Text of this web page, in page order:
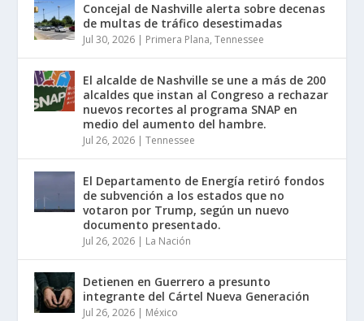
Concejal de Nashville alerta sobre decenas
de multas de tráfico desestimadas
Jul 30, 2026 | Primera Plana,Tennessee
El alcalde de Nashville se une a más de 200
alcaldes que instan al Congreso a rechazar
nuevos recortes al programa SNAP en
medio del aumento del hambre.
Jul 26, 2026 |Tennessee
El Departamento de Energía retiró fondos
de subvención a los estados que no
votaron por Trump, según un nuevo
documento presentado.
Jul 26, 2026 | La Nación
Detienen en Guerrero a presunto
integrante del Cártel Nueva Generación
Jul 26, 2026 | México